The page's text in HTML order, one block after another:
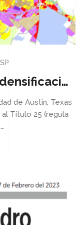
Austin avanza hacia su densificación
de Austin, Texas
Título 25 (regula